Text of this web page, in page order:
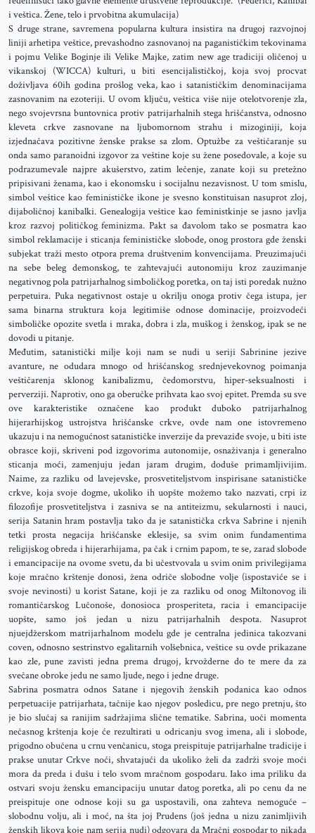
i veštica. Žene, telo i prvobitna akumulacija)
S druge strane, savremena popularna kultura insistira na drugoj razvojnoj
liniji arhetipa veštice, prevashodno zasnovanoj na paganističkim tekovinama
i pojmu Velike Boginje ili Velike Majke, zatim new age tradiciji oličenoj u
vikanskoj (WICCA) kulturi, u biti esencijalističkoj, koja svoj procvat
doživljava 60ih godina prošlog veka, kao i satanističkim denominacijama
zasnovanim na ezoteriji. U ovom ključu, veštica više nije otelotvorenje zla,
nego svojevrsna buntovnica protiv patrijarhalnih stega hrišćanstva, odnosno
kleveta crkve zasnovane na ljubomornom strahu i mizoginiji, koja
izjednačava pozitivne ženske prakse sa zlom. Optužbe za veštičaranje su
onda samo paranoidni izgovor za veštine koje su žene posedovale, a koje su
podrazumevale najpre akušerstvo, zatim lečenje, zanate koji su pretežno
pripisivani ženama, kao i ekonomsku i socijalnu nezavisnost. U tom smislu,
simbol veštice kao feminističke ikone je svesno konstituisan nasuprot zloj,
dijaboličnoj kanibalki. Genealogija veštice kao feministkinje se jasno javlja
kroz razvoj političkog feminizma. Pakt sa đavolom tako se posmatra kao
simbol reklamacije i sticanja feminističke slobode, onog prostora gde ženski
subjekat traži mesto otpora prema društvenim konvencijama. Preuzimajući
na sebe beleg demonskog, te zahtevajući autonomiju kroz zauzimanje
negativnog pola patrijarhalnog simboličkog poretka, on taj isti poredak nužno
perpetuira. Puka negativnost ostaje u okrilju onoga protiv čega istupa, jer
sama binarna struktura koja legitimiše odnose dominacije, proizvodeći
simboličke opozite svetla i mraka, dobra i zla, muškog i ženskog, ipak se ne
dovodi u pitanje.
Međutim, satanistički milje koji nam se nudi u seriji Sabrinine jezive
avanture, ne odudara mnogo od hrišćanskog srednjevekovnog poimanja
veštičarenja sklonog kanibalizmu, čedomorstvu, hiper-seksualnosti i
perverziji. Naprotiv, ono ga oberučke prihvata kao svoj epitet. Premda su sve
ove karakteristike označene kao produkt duboko patrijarhalnog
hijerarhijskog ustrojstva hrišćanske crkve, ovde nam one istovremeno
ukazuju i na nemogućnost satanističke inverzije da prevaziđe svoje, u biti iste
obrasce koji, skriveni pod izgovorima autonomije, osnaživanja i generalno
sticanja moći, zamenjuju jedan jaram drugim, doduše primamljivijim.
Naime, za razliku od lavejevske, prosvetiteljstvom inspirisane satanističke
crkve, koja svoje dogme, ukoliko ih uopšte možemo tako nazvati, crpi iz
filozofije prosvetiteljstva i zasniva se na antiteizmu, sekularnosti i nauci,
serija Satanin hram postavlja tako da je satanistička crkva Sabrine i njenih
tetki prosta negacija hrišćanske eklesije, sa svim onim fundamentima
religijskog obreda i hijerarhijama, pa čak i crnim papom, te se, zarad slobode
i emancipacije na ovome svetu, da bi učestvovala u svim onim privilegijama
koje mračno krštenje donosi, žena odriče slobodne volje (ispostaviće se i
svoje nevinosti) u korist Satane, koji je za razliku od onog Miltonovog ili
romantičarskog Lučonoše, donosioca prosperiteta, racia i emancipacije
uopšte, samo još jedan u nizu patrijarhalnih despota. Nasuprot
njuejdžerskom matrijarhalnom modelu gde je centralna jedinica takozvani
coven, odnosno sestrinstvo egalitarnih volšebnica, veštice su ovde prikazane
kao zle, pune zavisti jedna prema drugoj, krvožderne do te mere da za
svečane obroke jedu ne samo ljude, nego i jedne druge.
Sabrina posmatra odnos Satane i njegovih ženskih podanica kao odnos
perpetuacije patrijarhata, tačnije kao njegov posledicu, pre nego pretnju, što
je bio slučaj sa ranijim sadržajima slične tematike. Sabrina, uoči momenta
nečasnog krštenja koje će rezultirati u odricanju svog imena, ali i slobode,
prigodno obučena u crnu venčanicu, stoga preispituje patrijarhalne tradicije i
prakse unutar Crkve noći, shvatajući da ukoliko želi da zadrži svoje moći
mora da preda i dušu i telo svom mračnom gospodaru. Iako ima priliku da
ostvari svoju žensku emancipaciju unutar datog poretka, ali po cenu da ne
preispituje one odnose koji su ga uspostavili, ona zahteva nemoguće –
slobodnu volju, ali i moć, na šta joj Prudens (još jedna u nizu zanimljivih
ženskih likova koje nam serija nudi) odgovara da Mračni gospodar to nikada